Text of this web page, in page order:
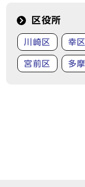
区役所
川崎区 幸区
宮前区 多